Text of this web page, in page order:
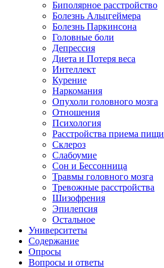
Биполярное расстройство
Болезнь Альцгеймера
Болезнь Паркинсона
Головные боли
Депрессия
Диета и Потеря веса
Интеллект
Курение
Наркомания
Опухоли головного мозга
Отношения
Психология
Расстройства приема пищи
Склероз
Слабоумие
Сон и Бессонница
Травмы головного мозга
Тревожные расстройства
Шизофрения
Эпилепсия
Остальное
Университеты
Содержание
Опросы
Вопросы и ответы